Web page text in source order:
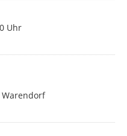
bei der Windkraftnutzung
mit den Projektierern /
Uhr
Warendorf